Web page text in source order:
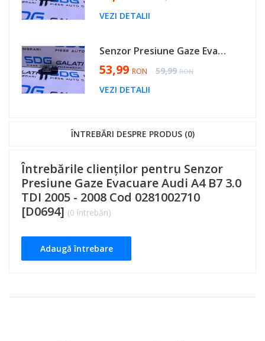
VEZI DETALII
Senzor Presiune Gaze Evacuare Seat Toledo 3 2.0 TDI 2005 - 2009 Cod 0281002710 [D0694]
Special Price
53,99 RON Regular Price
59,99 RON
VEZI DETALII
ÎNTREBĂRI DESPRE PRODUS (0)
Întrebările clienților pentru Senzor
Presiune Gaze Evacuare Audi A4 B7 3.0
TDI 2005 - 2008 Cod 0281002710
[D0694] (0 întrebări)
Adaugă întrebare